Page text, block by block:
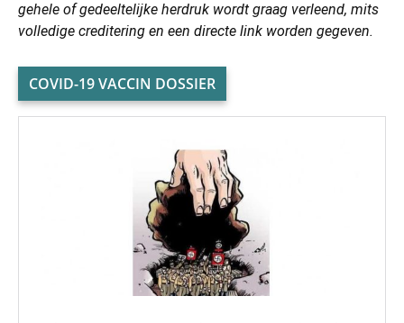
gehele of gedeeltelijke herdruk wordt graag verleend, mits
volledige creditering en een directe link worden gegeven.
COVID-19 VACCIN DOSSIER